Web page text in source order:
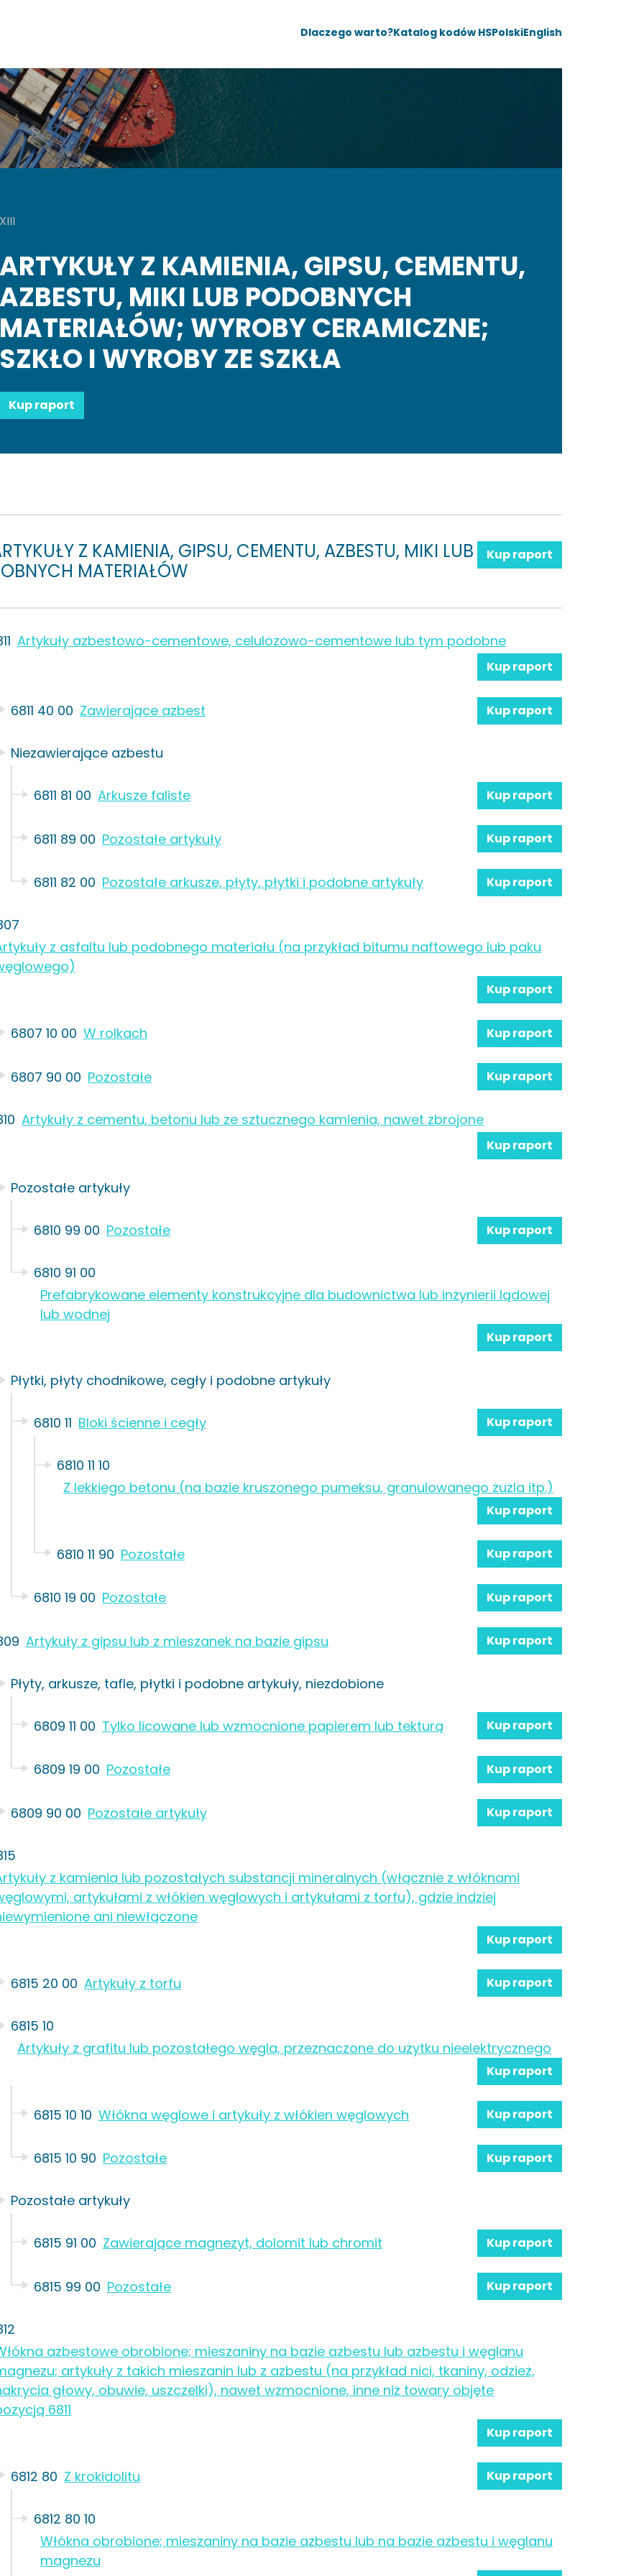
Dlaczego warto?Katalog kodów HSPolskiEnglish
XIII
ARTYKUŁY Z KAMIENIA, GIPSU, CEMENTU,
AZBESTU, MIKI LUB PODOBNYCH
MATERIAŁÓW; WYROBY CERAMICZNE;
SZKŁO I WYROBY ZE SZKŁA
Kup raport
Z KAMIENIA, GIPSU, CEMENTU, AZBESTU, MIKI LUB
MATERIAŁÓW
Kup raport
Artykuły azbestowo-cementowe, celulozowo-cementowe lub tym podobne
Kup raport
6811 40 00 Zawierające azbest Kup raport
Niezawierające azbestu
6811 81 00 Arkusze faliste Kup raport
6811 89 00 Pozostałe artykuły Kup raport
6811 82 00 Pozostałe arkusze, płyty, płytki i podobne artykuły Kup raport
z asfaltu lub podobnego materiału (na przykład bitumu naftowego lub paku
Kup raport
6807 10 00 W rolkach Kup raport
6807 90 00 Pozostałe Kup raport
Artykuły z cementu, betonu lub ze sztucznego kamienia, nawet zbrojone
Kup raport
Pozostałe artykuły
6810 99 00 Pozostałe Kup raport
6810 91 00
Prefabrykowane elementy konstrukcyjne dla budownictwa lub inżynierii lądowej
lub wodnej
Kup raport
Płytki, płyty chodnikowe, cegły i podobne artykuły
6810 11 Bloki ścienne i cegły Kup raport
6810 11 10
Z lekkiego betonu (na bazie kruszonego pumeksu, granulowanego żużla itp.)
Kup raport
6810 11 90 Pozostałe Kup raport
6810 19 00 Pozostałe Kup raport
Artykuły z gipsu lub z mieszanek na bazie gipsu Kup raport
Płyty, arkusze, tafle, płytki i podobne artykuły, niezdobione
6809 11 00 Tylko licowane lub wzmocnione papierem lub tekturą Kup raport
6809 19 00 Pozostałe Kup raport
6809 90 00 Pozostałe artykuły Kup raport
z kamienia lub pozostałych substancji mineralnych (włącznie z włóknami
artykułami z włókien węglowych i artykułami z torfu), gdzie indziej
ani niewłączone
Kup raport
6815 20 00 Artykuły z torfu Kup raport
6815 10
Artykuły z grafitu lub pozostałego węgla, przeznaczone do użytku nieelektrycznego
Kup raport
6815 10 10 Włókna węglowe i artykuły z włókien węglowych Kup raport
6815 10 90 Pozostałe Kup raport
Pozostałe artykuły
6815 91 00 Zawierające magnezyt, dolomit lub chromit Kup raport
6815 99 00 Pozostałe Kup raport
azbestowe obrobione; mieszaniny na bazie azbestu lub azbestu i węglanu
artykuły z takich mieszanin lub z azbestu (na przykład nici, tkaniny, odzież,
głowy, obuwie, uszczelki), nawet wzmocnione, inne niż towary objęte
6811
Kup raport
6812 80 Z krokidolitu Kup raport
6812 80 10
Włókna obrobione; mieszaniny na bazie azbestu lub na bazie azbestu i węglanu
magnezu